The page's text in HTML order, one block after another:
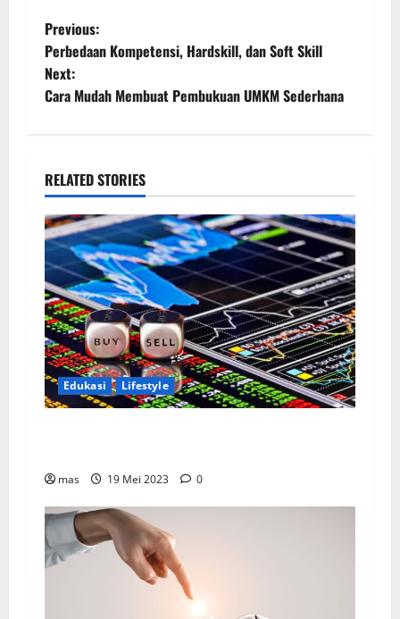
Previous:
Perbedaan Kompetensi, Hardskill, dan Soft Skill
Next:
Cara Mudah Membuat Pembukuan UMKM Sederhana
RELATED STORIES
Edukasi Lifestyle
mas 19 Mei 2023 0